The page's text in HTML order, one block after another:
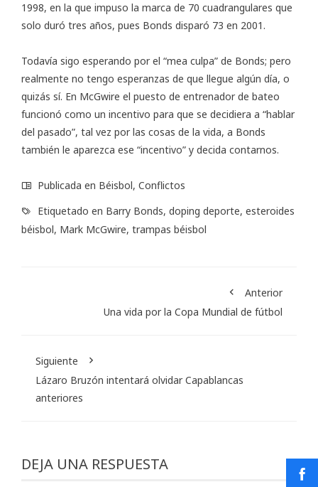
1998, en la que impuso la marca de 70 cuadrangulares que
solo duró tres años, pues Bonds disparó 73 en 2001.
Todavía sigo esperando por el “mea culpa” de Bonds; pero
realmente no tengo esperanzas de que llegue algún día, o
quizás sí. En McGwire el puesto de entrenador de bateo
funcionó como un incentivo para que se decidiera a “hablar
del pasado”, tal vez por las cosas de la vida, a Bonds
también le aparezca ese “incentivo” y decida contarnos.
Publicada en Béisbol, Conflictos
Etiquetado en Barry Bonds, doping deporte, esteroides
béisbol, Mark McGwire, trampas béisbol
Anterior
Una vida por la Copa Mundial de fútbol
Siguiente
Lázaro Bruzón intentará olvidar Capablancas
anteriores
DEJA UNA RESPUESTA